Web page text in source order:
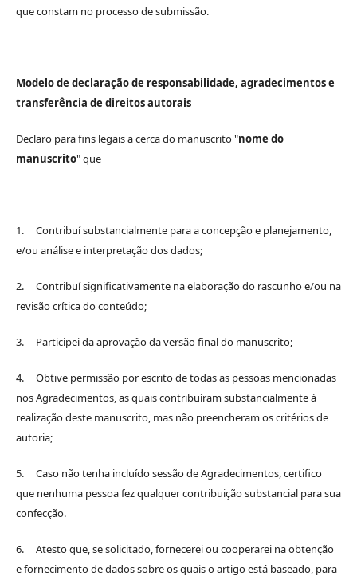
que constam no processo de submissão.
Modelo de declaração de responsabilidade, agradecimentos e
transferência de direitos autorais
Declaro para fins legais a cerca do manuscrito "nome do
manuscrito" que
1. Contribuí substancialmente para a concepção e planejamento,
e/ou análise e interpretação dos dados;
2. Contribuí significativamente na elaboração do rascunho e/ou na
revisão crítica do conteúdo;
3. Participei da aprovação da versão final do manuscrito;
4. Obtive permissão por escrito de todas as pessoas mencionadas
nos Agradecimentos, as quais contribuíram substancialmente à
realização deste manuscrito, mas não preencheram os critérios de
autoria;
5. Caso não tenha incluído sessão de Agradecimentos, certifico
que nenhuma pessoa fez qualquer contribuição substancial para sua
confecção.
6. Atesto que, se solicitado, fornecerei ou cooperarei na obtenção
e fornecimento de dados sobre os quais o artigo está baseado, para